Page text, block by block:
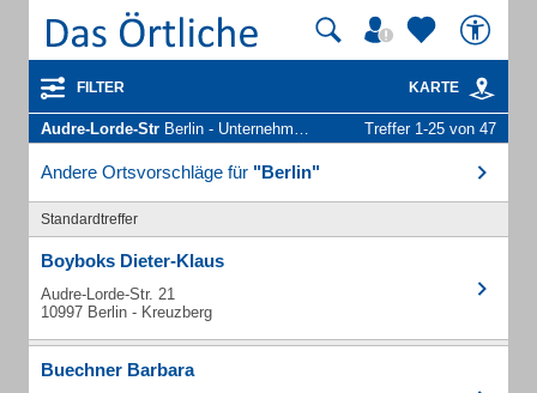
FILTER KARTE
Audre-Lorde-Str Berlin - Unternehmen und Personen Treffer 1-25 von 47
Andere Ortsvorschläge für "Berlin"
Standardtreffer
Boyboks Dieter-Klaus
Audre-Lorde-Str. 21
10997 Berlin - Kreuzberg
Buechner Barbara